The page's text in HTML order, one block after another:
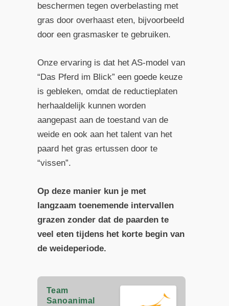
beschermen tegen overbelasting met
gras door overhaast eten, bijvoorbeeld
door een grasmasker te gebruiken.
Onze ervaring is dat het AS-model van
“Das Pferd im Blick” een goede keuze
is gebleken, omdat de reductieplaten
herhaaldelijk kunnen worden
aangepast aan de toestand van de
weide en ook aan het talent van het
paard het gras ertussen door te
“vissen”.
Op deze manier kun je met
langzaam toenemende intervallen
grazen zonder dat de paarden te
veel eten tijdens het korte begin van
de weideperiode.
Team
Sanoanimal